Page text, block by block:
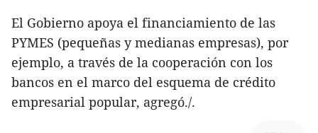
El Gobierno apoya el financiamiento de las
PYMES (pequeñas y medianas empresas), por
ejemplo, a través de la cooperación con los
bancos en el marco del esquema de crédito
empresarial popular, agregó./.